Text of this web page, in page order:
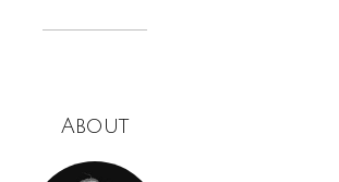
About